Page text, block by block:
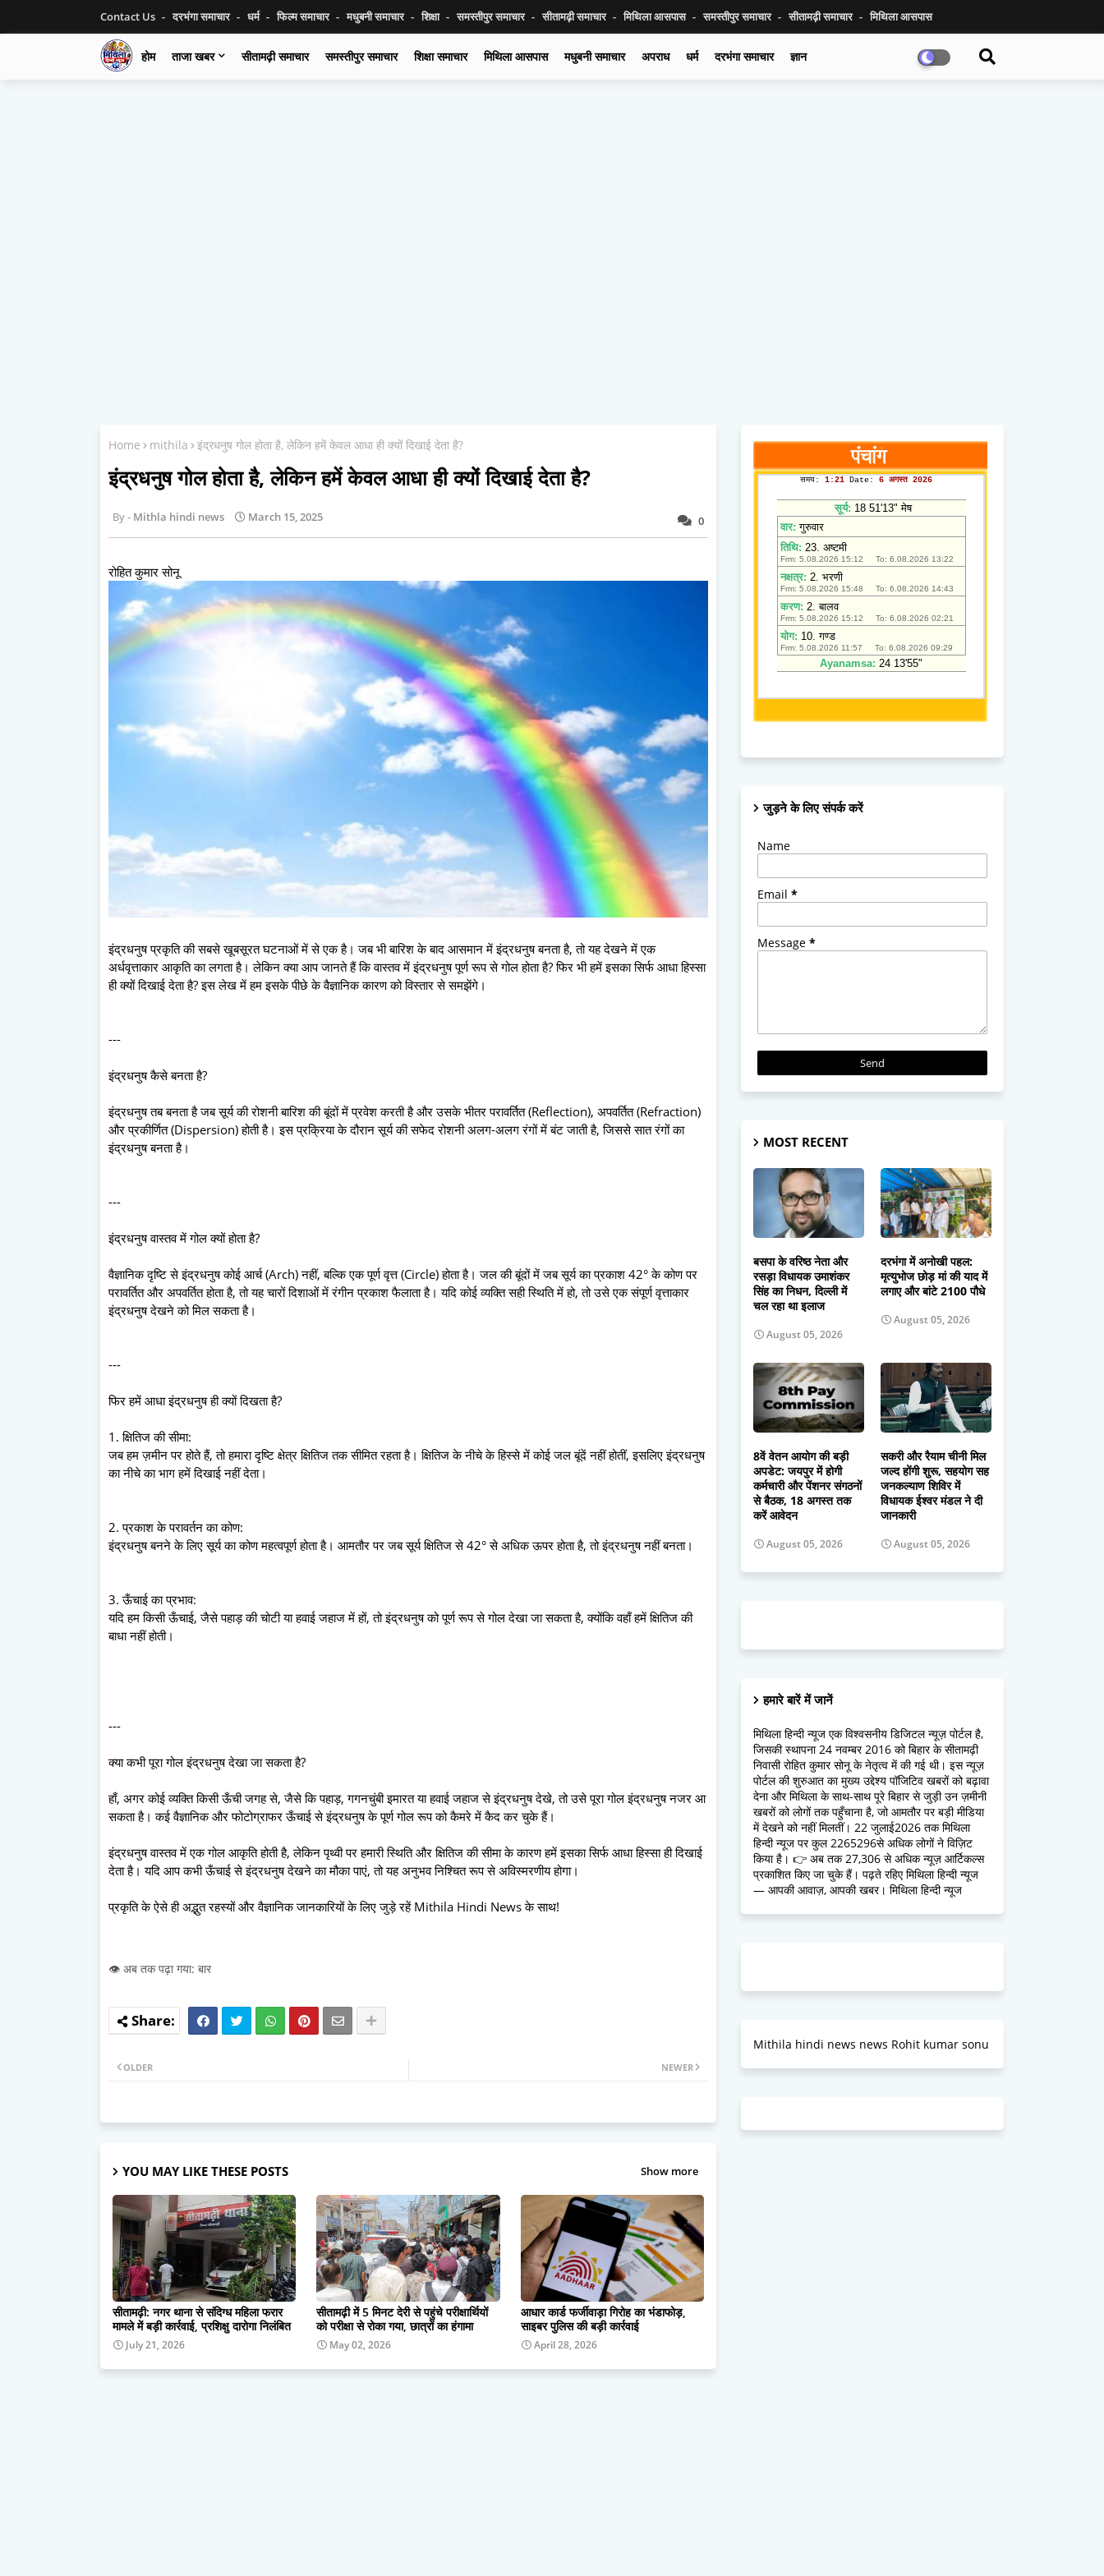
Contact Us दरभंगा समाचार धर्म फिल्म समाचार मधुबनी समाचार शिक्षा समस्तीपुर समाचार सीतामढ़ी समाचार मिथिला आसपास समस्तीपुर समाचार सीतामढ़ी समाचार मिथिला आसपास
होम ताजा खबर सीतामढ़ी समाचार समस्तीपुर समाचार शिक्षा समाचार मिथिला आसपास मधुबनी समाचार अपराध धर्म दरभंगा समाचार ज्ञान
Home mithila इंद्रधनुष गोल होता है, लेकिन हमें केवल आधा ही क्यों दिखाई देता है?
इंद्रधनुष गोल होता है, लेकिन हमें केवल आधा ही क्यों दिखाई देता है?
0
Mithla hindi news March 15, 2025
रोहित कुमार सोनू
इंद्रधनुष प्रकृति की सबसे खूबसूरत घटनाओं में से एक है। जब भी बारिश के बाद आसमान में इंद्रधनुष बनता है, तो यह देखने में एक
अर्धवृत्ताकार आकृति का लगता है। लेकिन क्या आप जानते हैं कि वास्तव में इंद्रधनुष पूर्ण रूप से गोल होता है? फिर भी हमें इसका सिर्फ आधा हिस्सा
ही क्यों दिखाई देता है? इस लेख में हम इसके पीछे के वैज्ञानिक कारण को विस्तार से समझेंगे।
---
इंद्रधनुष कैसे बनता है?
इंद्रधनुष तब बनता है जब सूर्य की रोशनी बारिश की बूंदों में प्रवेश करती है और उसके भीतर परावर्तित (Reflection), अपवर्तित (Refraction)
और प्रकीर्णित (Dispersion) होती है। इस प्रक्रिया के दौरान सूर्य की सफेद रोशनी अलग-अलग रंगों में बंट जाती है, जिससे सात रंगों का
इंद्रधनुष बनता है।
---
इंद्रधनुष वास्तव में गोल क्यों होता है?
वैज्ञानिक दृष्टि से इंद्रधनुष कोई आर्च (Arch) नहीं, बल्कि एक पूर्ण वृत्त (Circle) होता है। जल की बूंदों में जब सूर्य का प्रकाश 42° के कोण पर
परावर्तित और अपवर्तित होता है, तो यह चारों दिशाओं में रंगीन प्रकाश फैलाता है। यदि कोई व्यक्ति सही स्थिति में हो, तो उसे एक संपूर्ण वृत्ताकार
इंद्रधनुष देखने को मिल सकता है।
---
फिर हमें आधा इंद्रधनुष ही क्यों दिखता है?
1. क्षितिज की सीमा:
जब हम ज़मीन पर होते हैं, तो हमारा दृष्टि क्षेत्र क्षितिज तक सीमित रहता है। क्षितिज के नीचे के हिस्से में कोई जल बूंदें नहीं होतीं, इसलिए इंद्रधनुष
का नीचे का भाग हमें दिखाई नहीं देता।
2. प्रकाश के परावर्तन का कोण:
इंद्रधनुष बनने के लिए सूर्य का कोण महत्वपूर्ण होता है। आमतौर पर जब सूर्य क्षितिज से 42° से अधिक ऊपर होता है, तो इंद्रधनुष नहीं बनता।
3. ऊँचाई का प्रभाव:
यदि हम किसी ऊँचाई, जैसे पहाड़ की चोटी या हवाई जहाज में हों, तो इंद्रधनुष को पूर्ण रूप से गोल देखा जा सकता है, क्योंकि वहाँ हमें क्षितिज की
बाधा नहीं होती।
---
क्या कभी पूरा गोल इंद्रधनुष देखा जा सकता है?
हाँ, अगर कोई व्यक्ति किसी ऊँची जगह से, जैसे कि पहाड़, गगनचुंबी इमारत या हवाई जहाज से इंद्रधनुष देखे, तो उसे पूरा गोल इंद्रधनुष नजर आ
सकता है। कई वैज्ञानिक और फोटोग्राफर ऊँचाई से इंद्रधनुष के पूर्ण गोल रूप को कैमरे में कैद कर चुके हैं।
इंद्रधनुष वास्तव में एक गोल आकृति होती है, लेकिन पृथ्वी पर हमारी स्थिति और क्षितिज की सीमा के कारण हमें इसका सिर्फ आधा हिस्सा ही दिखाई
देता है। यदि आप कभी ऊँचाई से इंद्रधनुष देखने का मौका पाएं, तो यह अनुभव निश्चित रूप से अविस्मरणीय होगा।
प्रकृति के ऐसे ही अद्भुत रहस्यों और वैज्ञानिक जानकारियों के लिए जुड़े रहें Mithila Hindi News के साथ!
👁️ अब तक पढ़ा गया: बार
NEWER
OLDER
YOU MAY LIKE THESE POSTS Show more
सीतामढ़ी: नगर थाना से संदिग्ध महिला फरार
मामले में बड़ी कार्रवाई, प्रशिक्षु दारोगा निलंबित
July 21, 2026
सीतामढ़ी में 5 मिनट देरी से पहुंचे परीक्षार्थियों
को परीक्षा से रोका गया, छात्रों का हंगामा
May 02, 2026
आधार कार्ड फर्जीवाड़ा गिरोह का भंडाफोड़,
साइबर पुलिस की बड़ी कार्रवाई
April 28, 2026
जुड़ने के लिए संपर्क करें
Name
Email *
Message *
MOST RECENT
बसपा के वरिष्ठ नेता और
रसड़ा विधायक उमाशंकर
सिंह का निधन, दिल्ली में
चल रहा था इलाज
August 05, 2026
दरभंगा में अनोखी पहल:
मृत्युभोज छोड़ मां की याद में
लगाए और बांटे 2100 पौधे
August 05, 2026
8वें वेतन आयोग की बड़ी
अपडेट: जयपुर में होगी
कर्मचारी और पेंशनर संगठनों
से बैठक, 18 अगस्त तक
करें आवेदन
August 05, 2026
सकरी और रैयाम चीनी मिल
जल्द होंगी शुरू, सहयोग सह
जनकल्याण शिविर में
विधायक ईश्वर मंडल ने दी
जानकारी
August 05, 2026
हमारे बारें में जानें
मिथिला हिन्दी न्यूज एक विश्वसनीय डिजिटल न्यूज़ पोर्टल है,
जिसकी स्थापना 24 नवम्बर 2016 को बिहार के सीतामढ़ी
निवासी रोहित कुमार सोनू के नेतृत्व में की गई थी। इस न्यूज़
पोर्टल की शुरुआत का मुख्य उद्देश्य पॉजिटिव खबरों को बढ़ावा
देना और मिथिला के साथ-साथ पूरे बिहार से जुड़ी उन ज़मीनी
खबरों को लोगों तक पहुँचाना है, जो आमतौर पर बड़ी मीडिया
में देखने को नहीं मिलतीं। 22 जुलाई2026 तक मिथिला
हिन्दी न्यूज पर कुल 2265296से अधिक लोगों ने विज़िट
किया है। 👉 अब तक 27,306 से अधिक न्यूज़ आर्टिकल्स
प्रकाशित किए जा चुके हैं। पढ़ते रहिए मिथिला हिन्दी न्यूज
— आपकी आवाज़, आपकी खबर। मिथिला हिन्दी न्यूज
Mithila hindi news news Rohit kumar sonu